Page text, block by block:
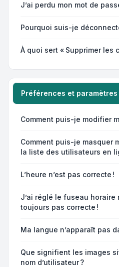
J’ai perdu mon mot de
Pourquoi suis-je
À quoi sert « Supprimer les
Préférences et
Comment puis-je modifier
Comment puis-je masquer
la liste des utilisateurs en
L’heure n’est pas correcte !
J’ai réglé le fuseau horaire
toujours pas correcte !
Ma langue n’apparaît pas
Que signifient les images
nom d’utilisateur ?